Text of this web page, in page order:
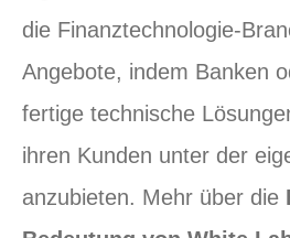
die Finanztechnologie-
Angebote, indem Banken
fertige technische
ihren Kunden unter der
anzubieten. Mehr über die